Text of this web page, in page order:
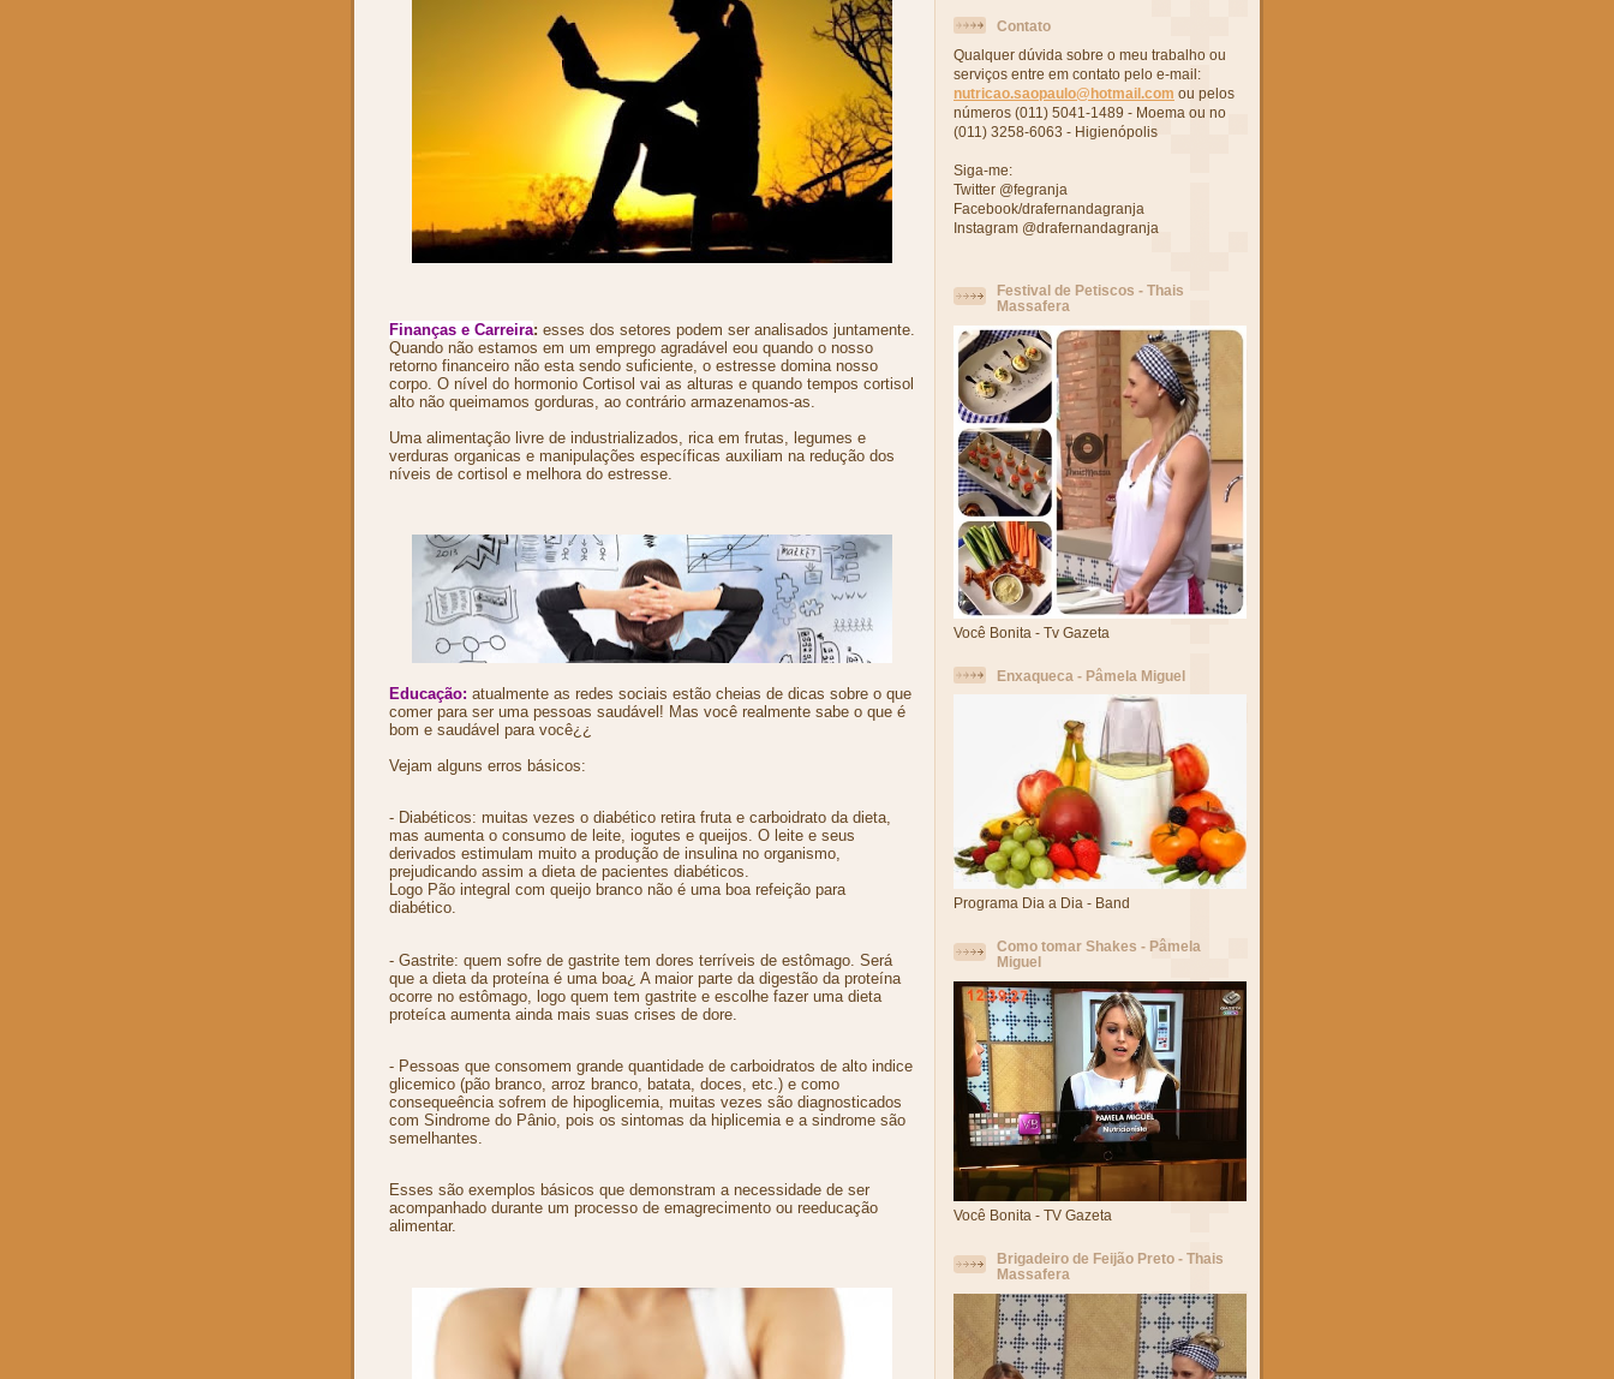
Finanças e Carreira: esses dos setores podem ser analisados juntamente.
Quando não estamos em um emprego agradável eou quando o nosso
retorno financeiro não esta sendo suficiente, o estresse domina nosso
corpo. O nível do hormonio Cortisol vai as alturas e quando tempos cortisol
alto não queimamos gorduras, ao contrário armazenamos-as.
Uma alimentação livre de industrializados, rica em frutas, legumes e
verduras organicas e manipulações específicas auxiliam na redução dos
níveis de cortisol e melhora do estresse.
Educação: atualmente as redes sociais estão cheias de dicas sobre o que
comer para ser uma pessoas saudável! Mas você realmente sabe o que é
bom e saudável para você¿¿
Vejam alguns erros básicos:
- Diabéticos: muitas vezes o diabético retira fruta e carboidrato da dieta,
mas aumenta o consumo de leite, iogutes e queijos. O leite e seus
derivados estimulam muito a produção de insulina no organismo,
prejudicando assim a dieta de pacientes diabéticos.
Logo Pão integral com queijo branco não é uma boa refeição para
diabético.
- Gastrite: quem sofre de gastrite tem dores terríveis de estômago. Será
que a dieta da proteína é uma boa¿ A maior parte da digestão da proteína
ocorre no estômago, logo quem tem gastrite e escolhe fazer uma dieta
proteíca aumenta ainda mais suas crises de dore.
- Pessoas que consomem grande quantidade de carboidratos de alto indice
glicemico (pão branco, arroz branco, batata, doces, etc.) e como
consequeência sofrem de hipoglicemia, muitas vezes são diagnosticados
com Sindrome do Pânio, pois os sintomas da hiplicemia e a sindrome são
semelhantes.
Esses são exemplos básicos que demonstram a necessidade de ser
acompanhado durante um processo de emagrecimento ou reeducação
alimentar.
Contato
Qualquer dúvida sobre o meu trabalho ou
serviços entre em contato pelo e-mail:
nutricao.saopaulo@hotmail.com ou pelos
números (011) 5041-1489 - Moema ou no
(011) 3258-6063 - Higienópolis
Siga-me:
Twitter @fegranja
Facebook/drafernandagranja
Instagram @drafernandagranja
Festival de Petiscos - Thais
Massafera
Você Bonita - Tv Gazeta
Enxaqueca - Pâmela Miguel
Programa Dia a Dia - Band
Como tomar Shakes - Pâmela
Miguel
Você Bonita - TV Gazeta
Brigadeiro de Feijão Preto - Thais
Massafera